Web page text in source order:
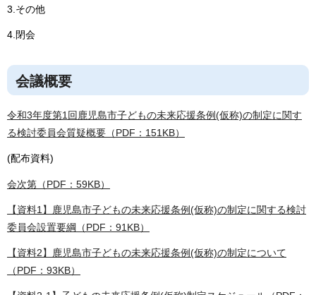
3.その他
4.閉会
会議概要
令和3年度第1回鹿児島市子どもの未来応援条例(仮称)の制定に関す
る検討委員会質疑概要（PDF：151KB）
(配布資料)
会次第（PDF：59KB）
【資料1】鹿児島市子どもの未来応援条例(仮称)の制定に関する検討
委員会設置要綱（PDF：91KB）
【資料2】鹿児島市子どもの未来応援条例(仮称)の制定について
（PDF：93KB）